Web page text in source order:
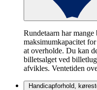
Rundetaarn har mange
maksimumkapacitet
at overholde. Du kan
billetsalget ved
afvikles. Ventetiden
Handicapforhold,